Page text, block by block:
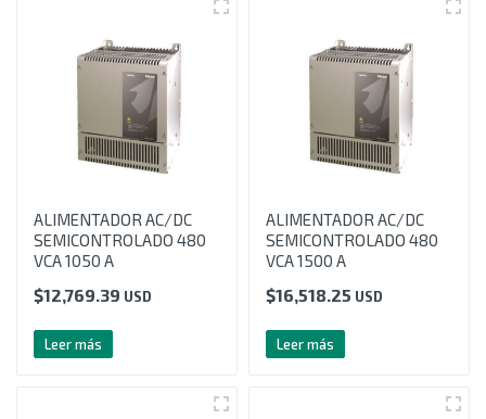
ALIMENTADOR AC/DC
SEMICONTROLADO 480
VCA 1050 A
$12,769.39 USD
Leer más
ALIMENTADOR AC/DC
SEMICONTROLADO 480
VCA 1500 A
$16,518.25 USD
Leer más